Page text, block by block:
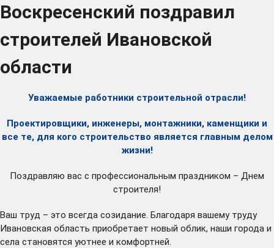
Воскресенский поздравил
строителей Ивановской
области
Уважаемые работники строительной отрасли!
Проектировщики, инженеры, монтажники, каменщики и
все те, для кого строительство является главным делом
жизни!
Поздравляю вас с профессиональным праздником – Днем
строителя!
Ваш труд – это всегда созидание. Благодаря вашему труду
Ивановская область приобретает новый облик, наши города и
села становятся уютнее и комфортней.